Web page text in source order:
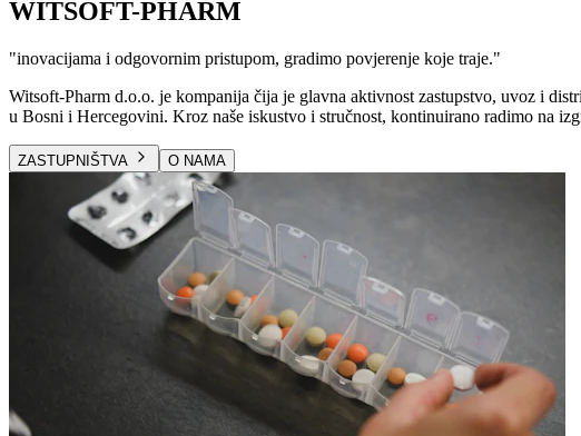
WITSOFT-PHARM
"inovacijama i odgovornim pristupom, gradimo povjerenje koje traje."
Witsoft-Pharm d.o.o. je kompanija čija je glavna aktivnost zastupstvo, uvoz i
u Bosni i Hercegovini. Kroz naše iskustvo i stručnost, kontinuirano radimo na
ZASTUPNIŠTVA O NAMA